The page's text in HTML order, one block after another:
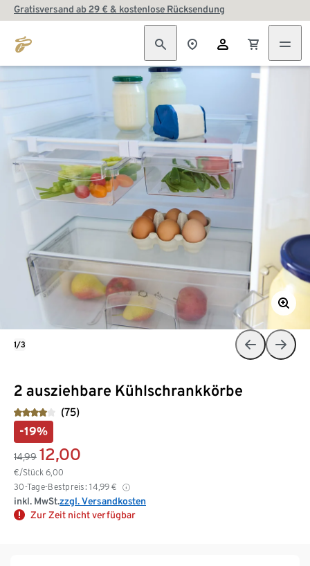
Gratisversand ab 29 € & kostenlose Rücksendung
2 ausziehbare Kühlschrankkörbe
(75)
-19%
14,99 12,00
€/Stück 6,00
30-Tage-Bestpreis: 14,99 €
inkl. MwSt.zzgl. Versandkosten
Zur Zeit nicht verfügbar
1/3